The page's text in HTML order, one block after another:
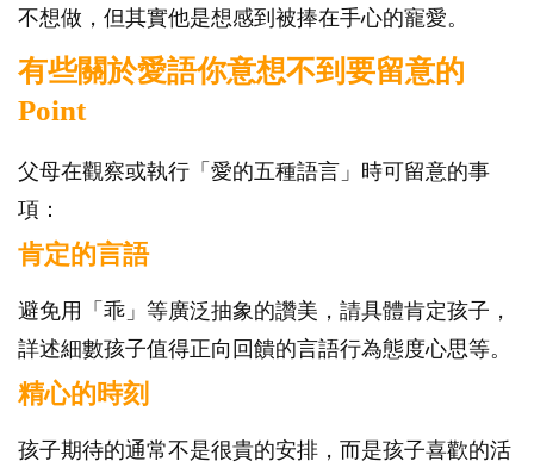
不想做，但其實他是想感到被捧在手心的寵愛。
有些關於愛語你意想不到要留意的
Point
父母在觀察或執行「愛的五種語言」時可留意的事
項：
肯定的言語
避免用「乖」等廣泛抽象的讚美，請具體肯定孩子，
詳述細數孩子值得正向回饋的言語行為態度心思等。
精心的時刻
孩子期待的通常不是很貴的安排，而是孩子喜歡的活